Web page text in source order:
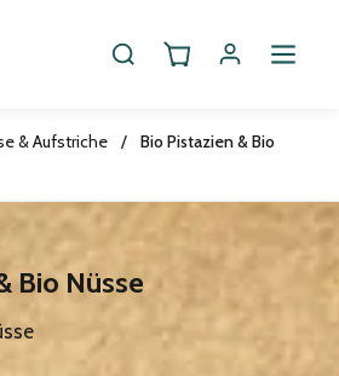
& Aufstriche /
Bio Pistazien & Bio
Bio Nüsse